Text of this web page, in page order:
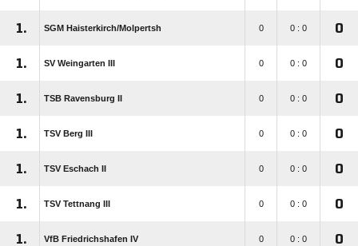
1. SGM Haisterkirch/​Molpertsh 0 0 : 0 0
1. SV Weingarten III 0 0 : 0 0
1. TSB Ravensburg II 0 0 : 0 0
1. TSV Berg III 0 0 : 0 0
1. TSV Eschach II 0 0 : 0 0
1. TSV Tettnang III 0 0 : 0 0
1. VfB Friedrichshafen IV 0 0 : 0 0